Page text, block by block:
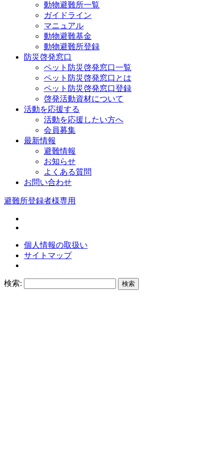
動物避難所一覧
ガイドライン
マニュアル
動物避難基金
動物避難所登録
防災啓発窓口
ペット防災啓発窓口一覧
ペット防災啓発窓口とは
ペット防災啓発窓口登録
啓発活動資材について
活動を応援する
活動を応援したい方へ
会員募集
最新情報
避難情報
お知らせ
よくある質問
お問い合わせ
避難所登録者様専用
個人情報の取扱い
サイトマップ
検索: